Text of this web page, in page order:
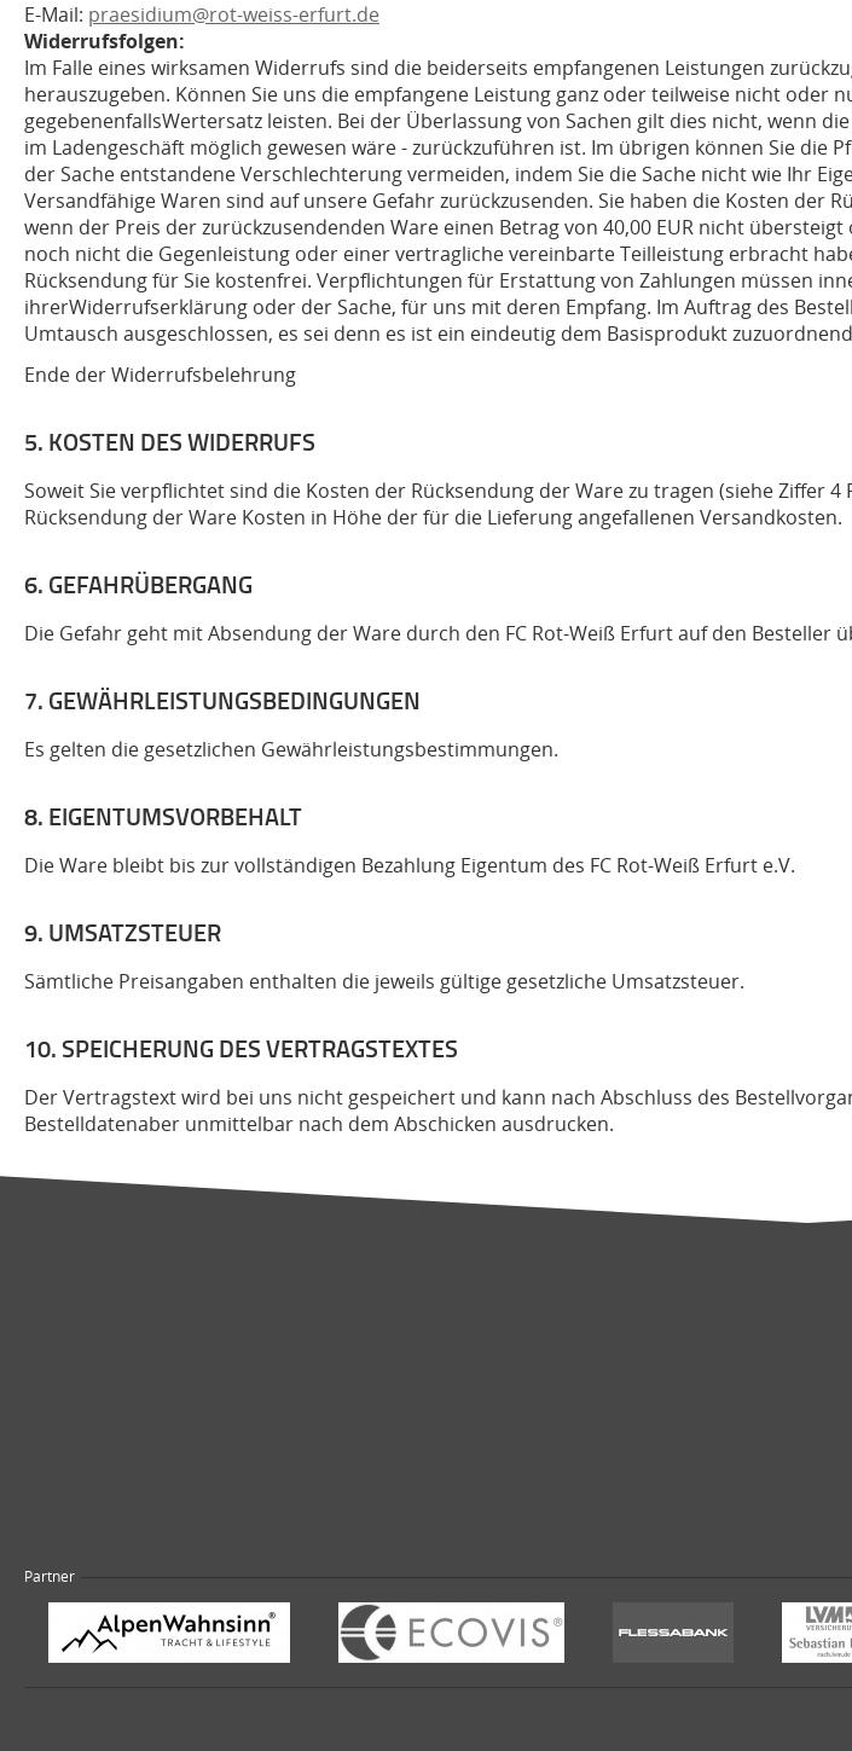
E-Mail: praesidium@rot-weiss-erfurt.de
Widerrufsfolgen:
Im Falle eines wirksamen Widerrufs sind die beiderseits empfangenen Leistungen
herauszugeben. Können Sie uns die empfangene Leistung ganz oder teilweise nicht
gegebenenfallsWertersatz leisten. Bei der Überlassung von Sachen gilt dies nicht, wenn
im Ladengeschäft möglich gewesen wäre - zurückzuführen ist. Im übrigen können Sie
der Sache entstandene Verschlechterung vermeiden, indem Sie die Sache nicht wie Ihr
Versandfähige Waren sind auf unsere Gefahr zurückzusenden. Sie haben die Kosten
wenn der Preis der zurückzusendenden Ware einen Betrag von 40,00 EUR nicht
noch nicht die Gegenleistung oder einer vertragliche vereinbarte Teilleistung erbracht
Rücksendung für Sie kostenfrei. Verpflichtungen für Erstattung von Zahlungen müssen
ihrerWiderrufserklärung oder der Sache, für uns mit deren Empfang. Im Auftrag des
Umtausch ausgeschlossen, es sei denn es ist ein eindeutig dem Basisprodukt
Ende der Widerrufsbelehrung
5. KOSTEN DES WIDERRUFS
Soweit Sie verpflichtet sind die Kosten der Rücksendung der Ware zu tragen (siehe Ziffer
Rücksendung der Ware Kosten in Höhe der für die Lieferung angefallenen Versandkosten.
6. GEFAHRÜBERGANG
Die Gefahr geht mit Absendung der Ware durch den FC Rot-Weiß Erfurt auf den Besteller
7. GEWÄHRLEISTUNGSBEDINGUNGEN
Es gelten die gesetzlichen Gewährleistungsbestimmungen.
8. EIGENTUMSVORBEHALT
Die Ware bleibt bis zur vollständigen Bezahlung Eigentum des FC Rot-Weiß Erfurt e.V.
9. UMSATZSTEUER
Sämtliche Preisangaben enthalten die jeweils gültige gesetzliche Umsatzsteuer.
10. SPEICHERUNG DES VERTRAGSTEXTES
Der Vertragstext wird bei uns nicht gespeichert und kann nach Abschluss des
Bestelldatenaber unmittelbar nach dem Abschicken ausdrucken.
Partner